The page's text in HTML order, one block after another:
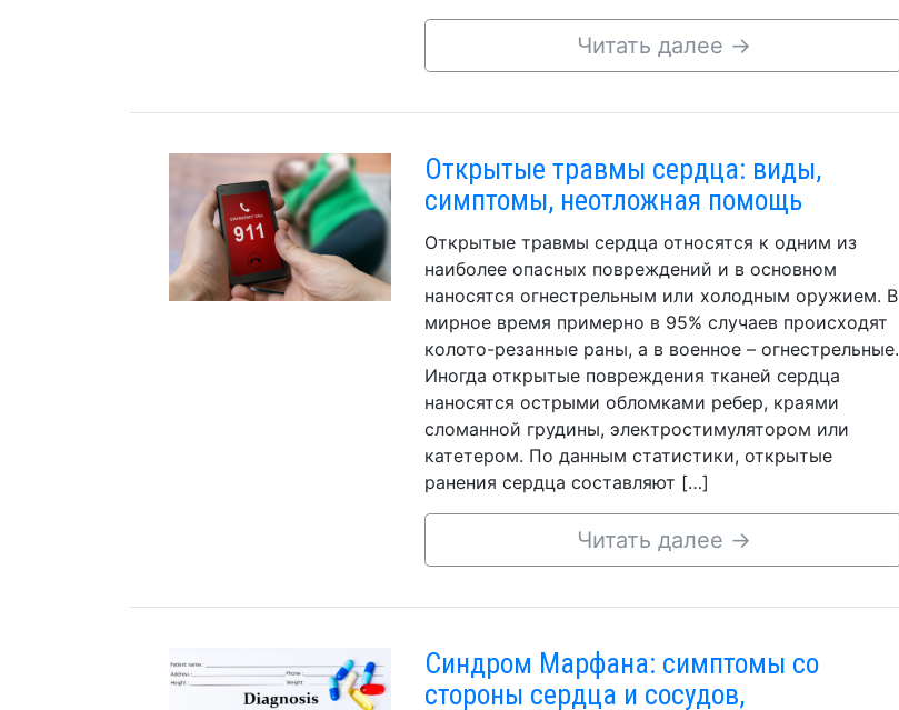
Читать далее →
Открытые травмы сердца: виды,
симптомы, неотложная помощь
Открытые травмы сердца относятся к одним из
наиболее опасных повреждений и в основном
наносятся огнестрельным или холодным оружием. В
мирное время примерно в 95% случаев происходят
колото-резанные раны, а в военное – огнестрельные.
Иногда открытые повреждения тканей сердца
наносятся острыми обломками ребер, краями
сломанной грудины, электростимулятором или
катетером. По данным статистики, открытые
ранения сердца составляют […]
Читать далее →
Синдром Марфана: симптомы со
стороны сердца и сосудов,